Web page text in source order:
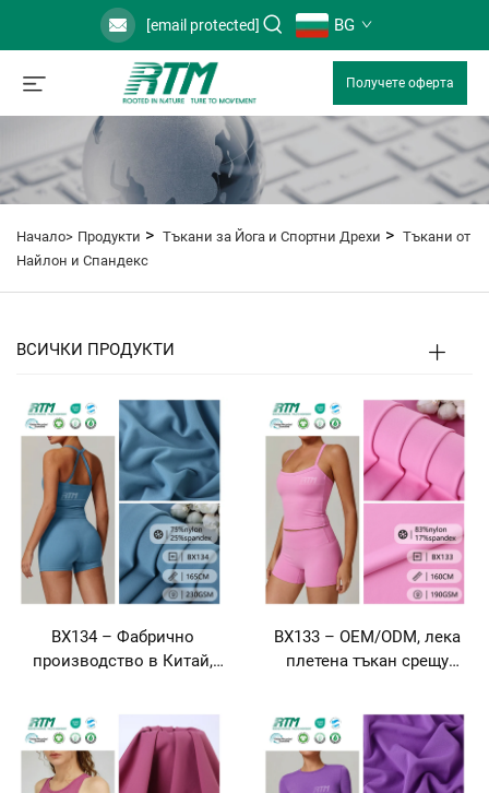
[email protected] BG
Получете оферта
Начало> Продукти > Тъкани за Йога и Спортни Дрехи > Тъкани от
Найлон и Спандекс
ВСИЧКИ ПРОДУКТИ
BX134 – Фабрично
производство в Китай,
изпушено лице, 230 г/м²,
мека като кожа, състав: 75
% нейлон, 25 % спандекс,
BX133 – OEM/ODM, лека
плетена тъкан срещу
17 % спандекс, за йога-
облекло, бельо и T-ризки